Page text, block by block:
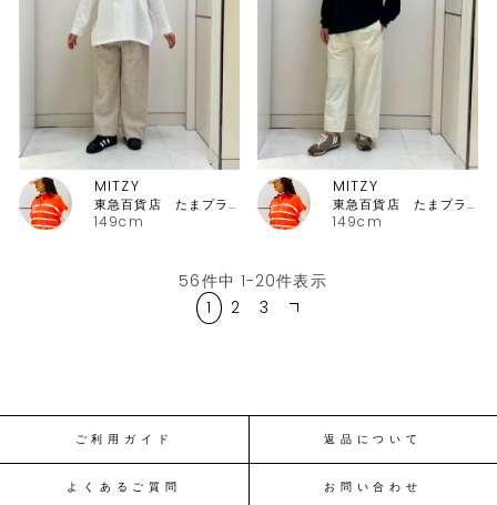
149cm
MITZY
東急百貨店 たまプラーザ店ピッコーネ
149cm
MITZY
東急百貨店 たまプラーザ店ピッコーネ
56件中 1-20件表示
1
2 3
ご利用ガイド 返品について
よくあるご質問 お問い合わせ